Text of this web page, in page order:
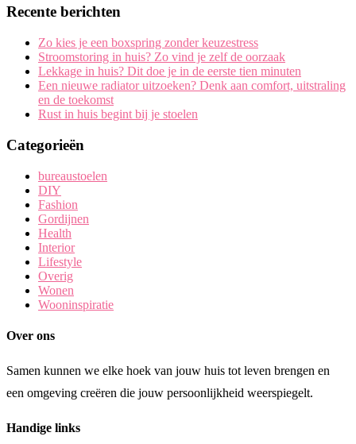
Recente berichten
Zo kies je een boxspring zonder keuzestress
Stroomstoring in huis? Zo vind je zelf de oorzaak
Lekkage in huis? Dit doe je in de eerste tien minuten
Een nieuwe radiator uitzoeken? Denk aan comfort, uitstraling
en de toekomst
Rust in huis begint bij je stoelen
Categorieën
bureaustoelen
DIY
Fashion
Gordijnen
Health
Interior
Lifestyle
Overig
Wonen
Wooninspiratie
Over ons
Samen kunnen we elke hoek van jouw huis tot leven brengen en
een omgeving creëren die jouw persoonlijkheid weerspiegelt.
Handige links